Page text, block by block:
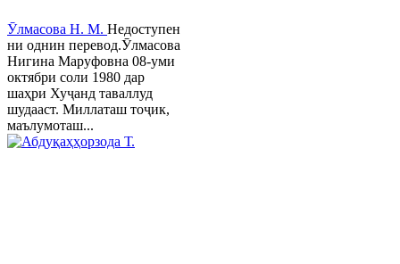
Ӯлмасова Н. М. Недоступен
ни однин перевод.Ӯлмасова
Нигина Маруфовна 08-уми
октябри соли 1980 дар
шаҳри Хуҷанд таваллуд
шудааст. Миллаташ тоҷик,
маълумоташ...